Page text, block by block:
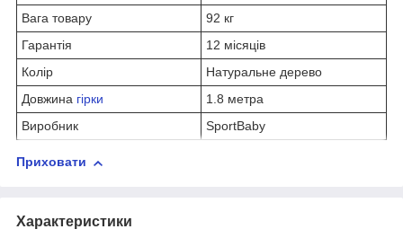
Вага товару
92 кг
Гарантія
12 місяців
Колір
Натуральне дерево
Довжина гірки
1.8 метра
Виробник
SportBaby
Приховати
Характеристики